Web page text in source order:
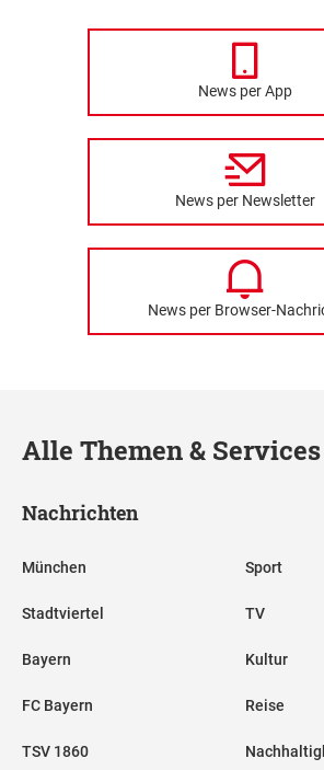
News per App
News per Newsletter
News per Browser-
Alle Themen & Services
Nachrichten
München
Stadtviertel
Bayern
FC Bayern
TSV 1860
Sport
TV
Kultur
Reise